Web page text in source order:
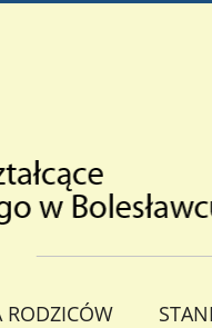
RODZICÓW